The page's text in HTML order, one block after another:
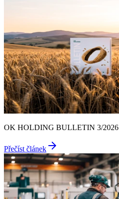
OK HOLDING BULLETIN 3/2026
Přečíst článek